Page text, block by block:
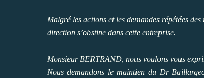
Malgré les actions et les demandes répétées
direction s’obstine dans cette entreprise.
Monsieur BERTRAND, nous voulons vous
Nous demandons le maintien du Dr